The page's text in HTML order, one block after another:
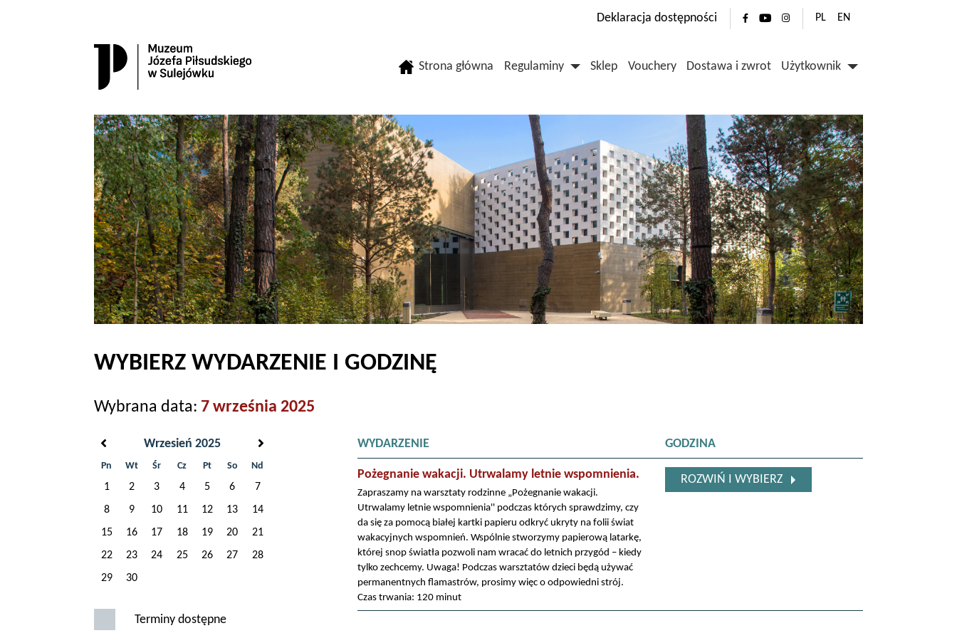
Deklaracja dostępności PL EN
Strona główna Regulaminy Sklep Vouchery Dostawa i zwrot Użytkownik
WYBIERZ WYDARZENIE I GODZINĘ
Wybrana data: 7 września 2025
Wrzesień 2025
Pn Wt Śr Cz Pt So Nd
1 2 3 4 5 6
7
8
9 10 11 12 13
14
15
16 17 18 19 20
21
22
23 24 25 26 27
28
29
30
Terminy dostępne
WYDARZENIE GODZINA
Pożegnanie wakacji. Utrwalamy letnie wspomnienia.
Zapraszamy na warsztaty rodzinne „Pożegnanie wakacji.
Utrwalamy letnie wspomnienia'' podczas których sprawdzimy, czy
da się za pomocą białej kartki papieru odkryć ukryty na folii świat
wakacyjnych wspomnień. Wspólnie stworzymy papierową latarkę,
której snop światła pozwoli nam wracać do letnich przygód – kiedy
tylko zechcemy. Uwaga! Podczas warsztatów dzieci będą używać
permanentnych flamastrów, prosimy więc o odpowiedni strój.
Czas trwania: 120 minut
ROZWIŃ I WYBIERZ